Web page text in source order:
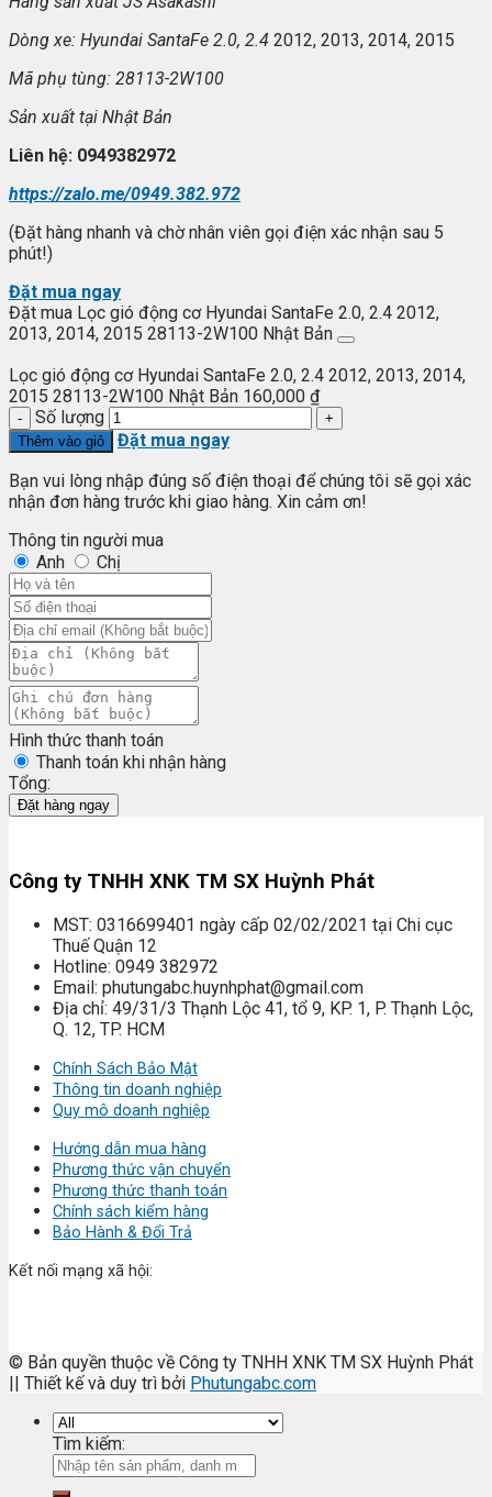
Dòng xe: Hyundai SantaFe 2.0, 2.4 2012, 2013, 2014, 2015
Mã phụ tùng: 28113-2W100
Sản xuất tại Nhật Bản
Liên hệ: 0949382972
https://zalo.me/0949.382.972
(Đặt hàng nhanh và chờ nhân viên gọi điện xác nhận sau 5
phút!)
Đặt mua ngay
Đặt mua Lọc gió động cơ Hyundai SantaFe 2.0, 2.4 2012,
2013, 2014, 2015 28113-2W100 Nhật Bản
Lọc gió động cơ Hyundai SantaFe 2.0, 2.4 2012, 2013, 2014,
2015 28113-2W100 Nhật Bản 160,000 ₫
Số lượng
Thêm vào giỏ
Đặt mua ngay
Bạn vui lòng nhập đúng số điện thoại để chúng tôi sẽ gọi xác
nhận đơn hàng trước khi giao hàng. Xin cảm ơn!
Thông tin người mua
Anh
Chị
Hình thức thanh toán
Thanh toán khi nhận hàng
Tổng:
Đặt hàng ngay
Công ty TNHH XNK TM SX Huỳnh Phát
MST: 0316699401 ngày cấp 02/02/2021 tại Chi cục
Thuế Quận 12
Hotline: 0949 382972
Email: phutungabc.huynhphat@gmail.com
Địa chỉ: 49/31/3 Thạnh Lộc 41, tổ 9, KP. 1, P. Thạnh Lộc,
Q. 12, TP. HCM
Chính Sách Bảo Mật
Thông tin doanh nghiệp
Quy mô doanh nghiệp
Hướng dẫn mua hàng
Phương thức vận chuyển
Phương thức thanh toán
Chính sách kiểm hàng
Bảo Hành & Đổi Trả
Kết nối mạng xã hội:
© Bản quyền thuộc về Công ty TNHH XNK TM SX Huỳnh Phát
|| Thiết kế và duy trì bởi Phutungabc.com
Tìm kiếm: